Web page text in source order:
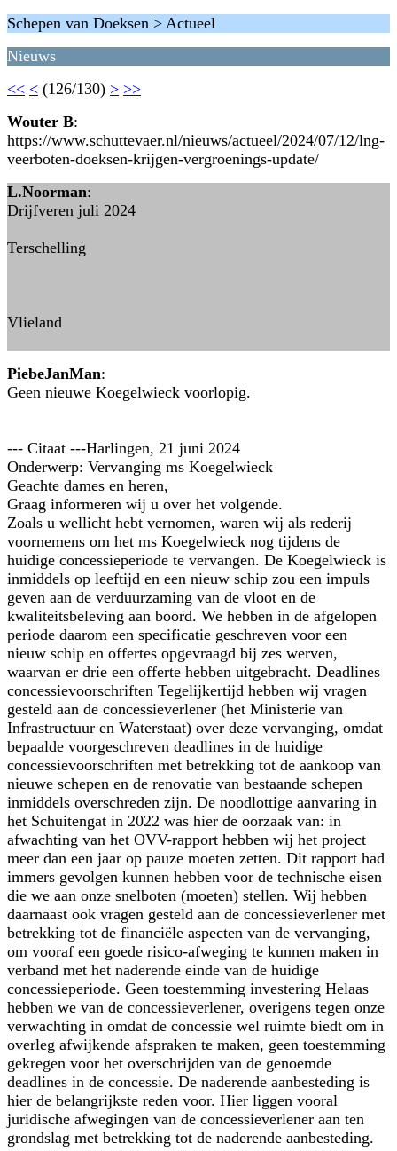
Schepen van Doeksen > Actueel
Nieuws
<< < (126/130) > >>
Wouter B:
https://www.schuttevaer.nl/nieuws/actueel/2024/07/12/lng-
veerboten-doeksen-krijgen-vergroenings-update/
L.Noorman:
Drijfveren juli 2024
Terschelling
Vlieland
PiebeJanMan:
Geen nieuwe Koegelwieck voorlopig.
--- Citaat ---Harlingen, 21 juni 2024
Onderwerp: Vervanging ms Koegelwieck
Geachte dames en heren,
Graag informeren wij u over het volgende.
Zoals u wellicht hebt vernomen, waren wij als rederij
voornemens om het ms Koegelwieck nog tijdens de
huidige concessieperiode te vervangen. De Koegelwieck is
inmiddels op leeftijd en een nieuw schip zou een impuls
geven aan de verduurzaming van de vloot en de
kwaliteitsbeleving aan boord. We hebben in de afgelopen
periode daarom een specificatie geschreven voor een
nieuw schip en offertes opgevraagd bij zes werven,
waarvan er drie een offerte hebben uitgebracht. Deadlines
concessievoorschriften Tegelijkertijd hebben wij vragen
gesteld aan de concessieverlener (het Ministerie van
Infrastructuur en Waterstaat) over deze vervanging, omdat
bepaalde voorgeschreven deadlines in de huidige
concessievoorschriften met betrekking tot de aankoop van
nieuwe schepen en de renovatie van bestaande schepen
inmiddels overschreden zijn. De noodlottige aanvaring in
het Schuitengat in 2022 was hier de oorzaak van: in
afwachting van het OVV-rapport hebben wij het project
meer dan een jaar op pauze moeten zetten. Dit rapport had
immers gevolgen kunnen hebben voor de technische eisen
die we aan onze snelboten (moeten) stellen. Wij hebben
daarnaast ook vragen gesteld aan de concessieverlener met
betrekking tot de financiële aspecten van de vervanging,
om vooraf een goede risico-afweging te kunnen maken in
verband met het naderende einde van de huidige
concessieperiode. Geen toestemming investering Helaas
hebben we van de concessieverlener, overigens tegen onze
verwachting in omdat de concessie wel ruimte biedt om in
overleg afwijkende afspraken te maken, geen toestemming
gekregen voor het overschrijden van de genoemde
deadlines in de concessie. De naderende aanbesteding is
hier de belangrijkste reden voor. Hier liggen vooral
juridische afwegingen van de concessieverlener aan ten
grondslag met betrekking tot de naderende aanbesteding.